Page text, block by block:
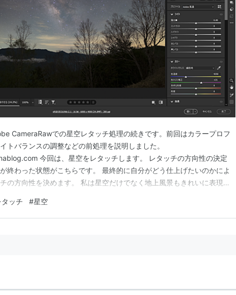
CameraRawでの星空レタッチ処理の続きです。前回はカラープロフ
トバランスの調整などの前処理を説明しました。
今回は、星空をレタッチします。 レタッチの方向性の決定
終わった状態がこちらです。 最終的に自分がどう仕上げたいのかによ
の方向性を決めます。 私は星空だけでなく地上風景もきれいに表現し
すら明るく 天の川をくっきりさせる 全く別の方向性の調整が必要なた
のマスク機能を…
タッチ #星空